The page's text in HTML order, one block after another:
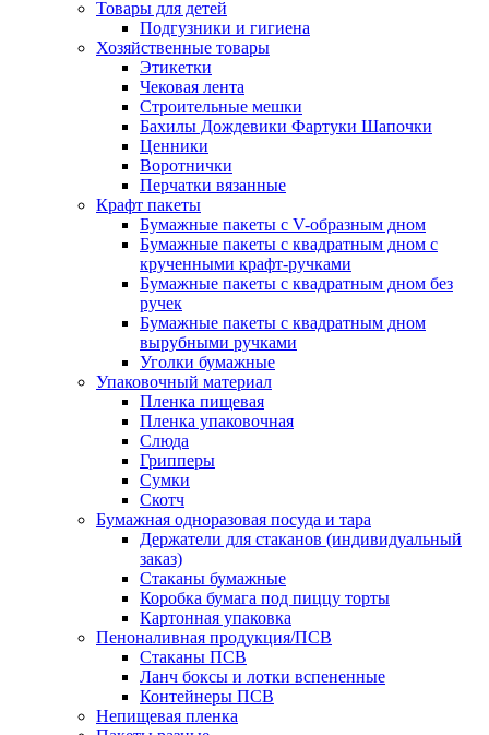
Товары для детей
Подгузники и гигиена
Хозяйственные товары
Этикетки
Чековая лента
Строительные мешки
Бахилы Дождевики Фартуки Шапочки
Ценники
Воротнички
Перчатки вязанные
Крафт пакеты
Бумажные пакеты с V-образным дном
Бумажные пакеты с квадратным дном с
крученными крафт-ручками
Бумажные пакеты с квадратным дном без
ручек
Бумажные пакеты с квадратным дном
вырубными ручками
Уголки бумажные
Упаковочный материал
Пленка пищевая
Пленка упаковочная
Слюда
Грипперы
Сумки
Скотч
Бумажная одноразовая посуда и тара
Держатели для стаканов (индивидуальный
заказ)
Стаканы бумажные
Коробка бумага под пиццу торты
Картонная упаковка
Пеноналивная продукция/ПСВ
Стаканы ПСВ
Ланч боксы и лотки вспененные
Контейнеры ПСВ
Непищевая пленка